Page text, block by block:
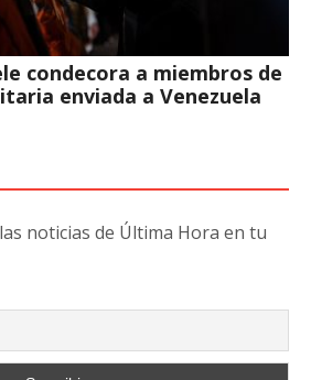
condecora a miembros de
enviada a Venezuela
noticias de Última Hora en tu